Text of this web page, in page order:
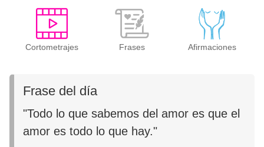
Cortometrajes Frases Afirmaciones
Frase del día
"Todo lo que sabemos del amor es que el
amor es todo lo que hay."